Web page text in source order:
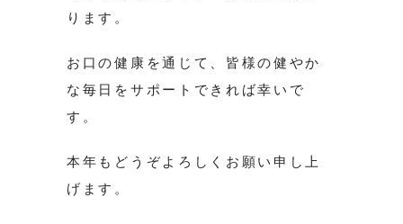
ります。
お口の健康を通じて、皆様の健やか
な毎日をサポートできれば幸いで
す。
本年もどうぞよろしくお願い申し上
げます。